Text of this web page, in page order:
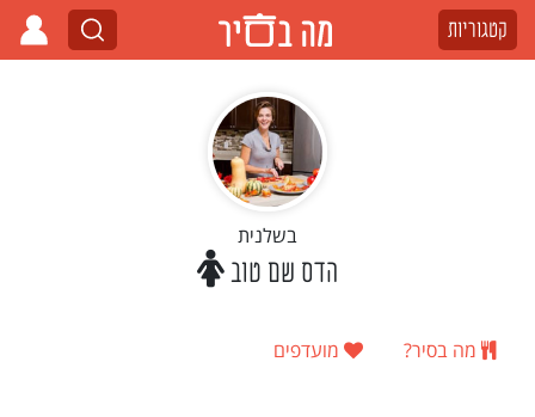
קטגוריות
בשלנית
הדס שם טוב
מה בסיר? מועדפים